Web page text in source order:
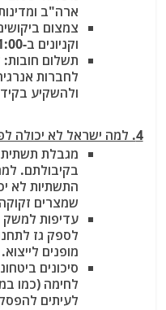
ארה"ב
צמצום
וקניונים ב-21:00 וצמצום תאורת חוצות.
תשלום חובות:
לחברות
ולהשקיע
4. למה ישראל לא יכולה לפתור זאת לבדה?
מגבלת תשתית
בקיבולתם.
התשתיות לא
שמצרים
עדיפות למשק
לספק גז
מופנים לייצוא.
סיכונים
לחימה (כמו
לעיתים